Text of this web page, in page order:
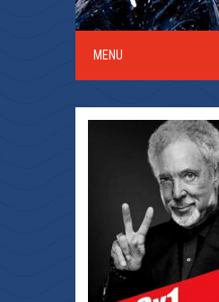
MENU